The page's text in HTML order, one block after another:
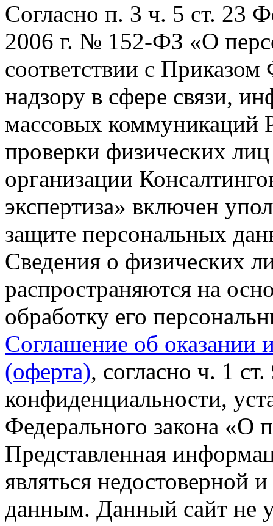
Согласно п. 3 ч. 5 ст. 23
2006 г. № 152-ФЗ «О
соответствии с
надзору в сфере связи,
массовых коммуникаций
проверки физических
организации
экспертиза» включен
защите персональных
Сведения о физических
распространяются на
обработку его
Соглашение об оказании
(оферта), согласно ч. 1
конфиденциальности,
Федерального закона «О
Представленная
являться недостоверной
данным. Данный сайт не